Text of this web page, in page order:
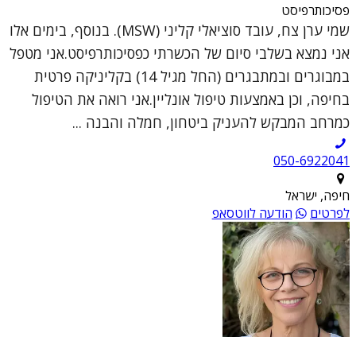
פסיכותרפיסט
שמי ערן צח, עובד סוציאלי קליני (MSW). בנוסף, בימים אלו
אני נמצא בשלבי סיום של הכשרתי כפסיכותרפיסט.אני מטפל
במבוגרים ובמתבגרים (החל מגיל 14) בקליניקה פרטית
בחיפה, וכן באמצעות טיפול אונליין.אני רואה את הטיפול
כמרחב המבקש להעניק ביטחון, חמלה והבנה ...
050-6922041
חיפה, ישראל
לפרטים
הודעה לווטסאפ